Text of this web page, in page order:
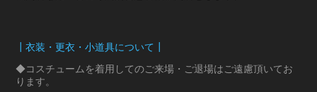
┃衣装・更衣・小道具について┃
◆コスチュームを着用してのご来場・ご退場はご遠慮頂いてお
ります。